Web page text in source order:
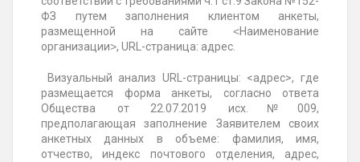
ФЗ путем заполнения клиентом анкеты,
размещенной на сайте ˂Наименование
организации˃, URL-страница: адрес.
Визуальный анализ URL-страницы: <адрес>, где
размещается форма анкеты, согласно ответа
Общества от 22.07.2019 исх.№009,
предполагающая заполнение Заявителем своих
анкетных данных в объеме: фамилия, имя,
отчество, индекс почтового отделения, адрес,